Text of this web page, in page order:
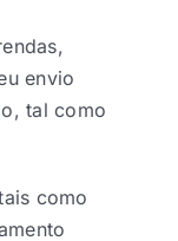
envio
tal como
como